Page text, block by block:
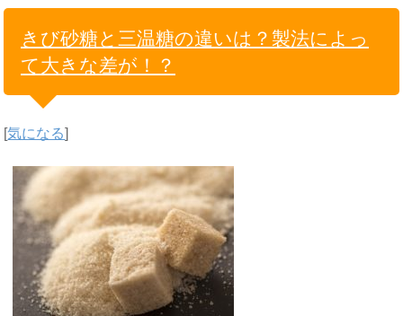
きび砂糖と三温糖の違いは？製法によっ
て大きな差が！？
[気になる]